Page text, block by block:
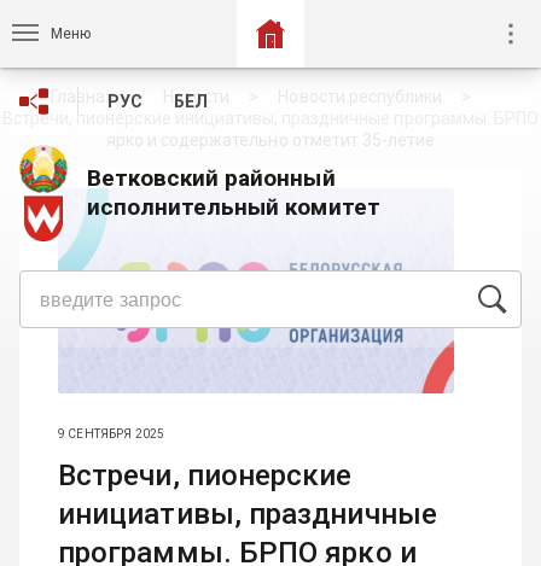
Меню
Ветковский районный
исполнительный комитет
РУС БЕЛ
Главная Новости
Новости республики
Встречи, пионерские инициативы, праздничные программы. БРПО
ярко и содержательно отметит 35-летие
9 СЕНТЯБРЯ 2025
Встречи, пионерские
инициативы, праздничные
программы. БРПО ярко и